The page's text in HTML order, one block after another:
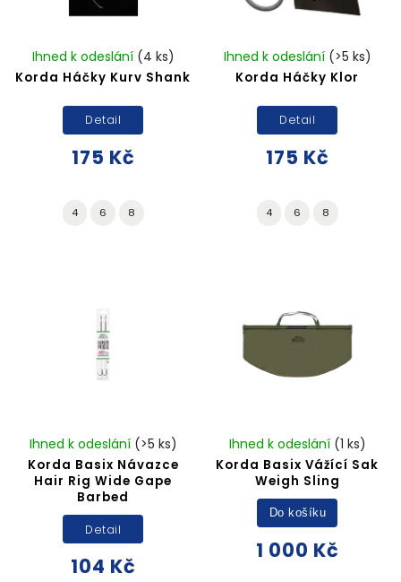
Korda Háčky Kurv Shank
Ihned k odeslání (4 ks)
175 Kč
Detail
4 6 8
Korda Háčky Klor
Ihned k odeslání (>5 ks)
175 Kč
Detail
4 6 8
Korda Basix Návazce
Hair Rig Wide Gape
Barbed
Ihned k odeslání (>5 ks)
104 Kč
Detail
Korda Basix Vážící Sak
Weigh Sling
Ihned k odeslání (1 ks)
1 000 Kč
Do košíku